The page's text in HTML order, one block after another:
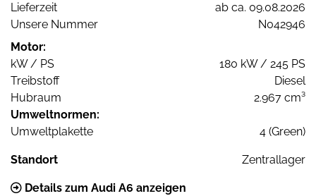
Lieferzeit
ab ca. 09.08.2026
Unsere Nummer
N042946
Motor:
kW / PS
180 kW / 245 PS
Treibstoff
Diesel
Hubraum
2.967 cm³
Umweltnormen:
Umweltplakette
4 (Green)
Standort Zentrallager
Details zum Audi A6 anzeigen